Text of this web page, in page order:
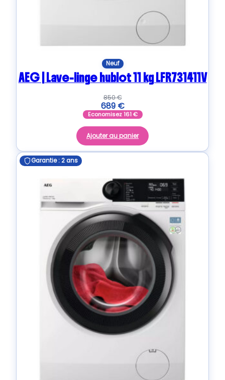
Neuf
AEG | Lave-linge hublot 11 kg LFR731411V
850€
689 €
Economisez161€
Ajouter au panier
Garantie : 2 ans